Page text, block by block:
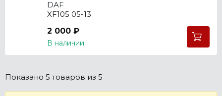
DAF
XF105 05-13
2 000 ₽
В наличии
Показано 5 товаров из 5